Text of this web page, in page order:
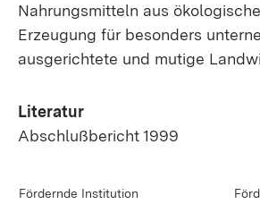
Nahrungsmitteln aus
Erzeugung für besonders
ausgerichtete und mutige
Literatur
Abschlußbericht 1999
Fördernde Institution